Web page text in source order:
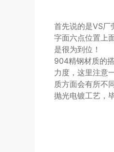
首先说的是VS厂
字面六点位置上
是很为到位！
904精钢材质的
力度，这里注意
质方面会有所不
抛光电镀工艺，